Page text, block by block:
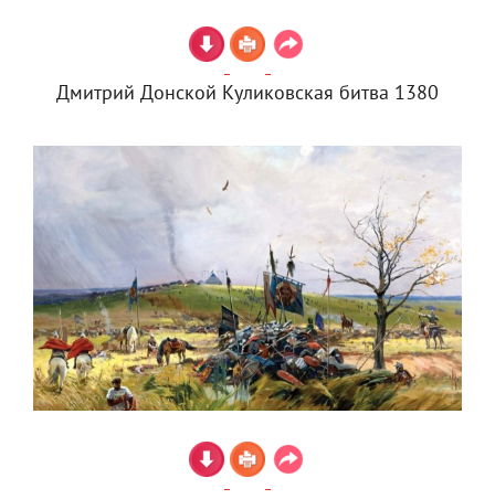
Дмитрий Донской Куликовская битва 1380